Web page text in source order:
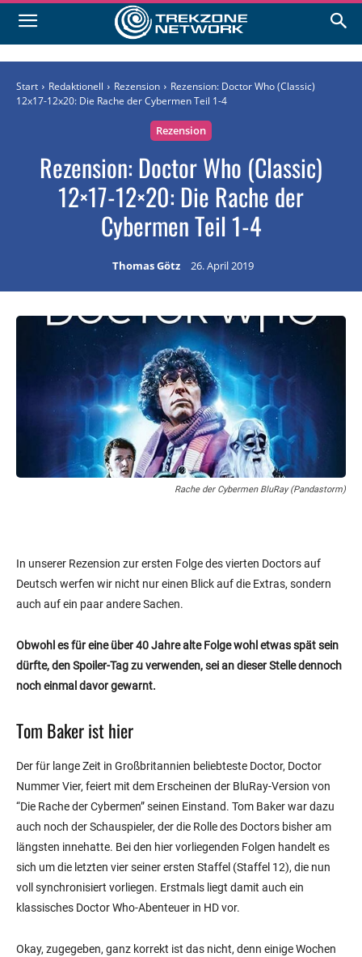
Start Redaktionell Rezension
Rezension: Doctor Who (Classic)
12x17-12x20: Die Rache der Cybermen Teil 1-4
Rezension
Rezension: Doctor Who (Classic)
12×17-12×20: Die Rache der
Cybermen Teil 1-4
Thomas Götz 26. April 2019
Rache der Cybermen BluRay (Pandastorm)
In unserer Rezension zur ersten Folge des vierten Doctors auf
Deutsch werfen wir nicht nur einen Blick auf die Extras, sondern
auch auf ein paar andere Sachen.
Obwohl es für eine über 40 Jahre alte Folge wohl etwas spät sein
dürfte, den Spoiler-Tag zu verwenden, sei an dieser Stelle dennoch
noch einmal davor gewarnt.
Tom Baker ist hier
Der für lange Zeit in Großbritannien beliebteste Doctor, Doctor
Nummer Vier, feiert mit dem Erscheinen der BluRay-Version von
“Die Rache der Cybermen” seinen Einstand. Tom Baker war dazu
auch noch der Schauspieler, der die Rolle des Doctors bisher am
längsten innehatte. Bei den hier vorliegenden Folgen handelt es
sich um die letzten vier seiner ersten Staffel (Staffel 12), die nun
voll synchronisiert vorliegen. Erstmals liegt damit auch ein
klassisches Doctor Who-Abenteuer in HD vor.
Okay, zugegeben, ganz korrekt ist das nicht, denn einige Wochen